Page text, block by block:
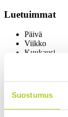
Suostumus
Luetuimmat
Päivä
Viikko
Kuukausi
Miksi Ruotsin
kruununprinsessa?
Uutiset | 3.8.2026